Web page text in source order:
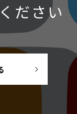
ださい